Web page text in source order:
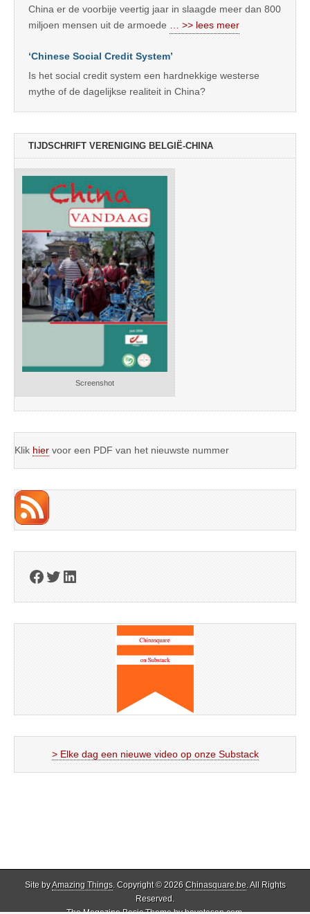
China er de voorbije veertig jaar in slaagde meer dan 800
miljoen mensen uit de armoede … >> lees meer
‘Chinese Social Credit System’
Is het social credit system een hardnekkige westerse
mythe of de dagelijkse realiteit in China?
TIJDSCHRIFT VERENIGING BELGIË-CHINA
Screenshot
Klik hier voor een PDF van het nieuwste nummer
Facebook
Twitter
LinkedIn
> Elke dag een nieuwe video op onze Substack
Site byAmazing Things. Copyright © 2026 Chinasquare.be. All Rights
Reserved.